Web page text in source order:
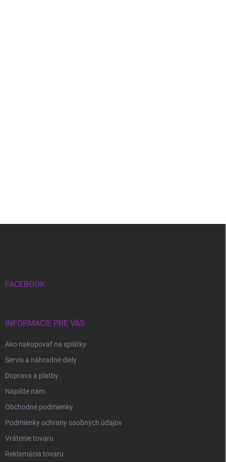
FACEBOOK
INFORMÁCIE PRE VÁS
Ako nakupovať na splátky
Servis a náhradné diely
Doprava a platby
Napíšte nám
Obchodné podmienky
Podmienky ochrany osobných údajov
Vrátenie tovaru
Reklamácia tovaru